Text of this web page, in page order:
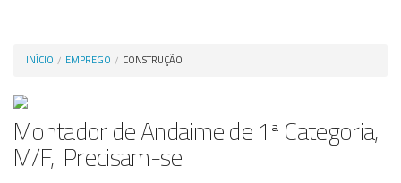
INÍCIO EMPREGO CONSTRUÇÃO
Montador de Andaime de 1ª Categoria,
M/F, Precisam-se